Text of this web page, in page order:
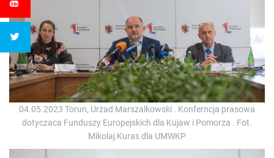
04.05.2023 Torun, Urzad Marszalkowski . Konferncja prasowa
dotyczaca Funduszy Europejskich dla Kujaw i Pomorza . Fot.
Mikolaj Kuras dla UMWKP